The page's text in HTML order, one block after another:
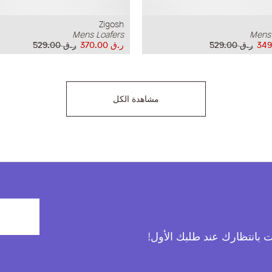
ر.ق‏ 529.00
Zigosh
Mens Loafers
ر.ق‏ 529.00
ر.ق‏ 370.00
مشاهدة الكل
بانتظارك عند طلبك الأول!